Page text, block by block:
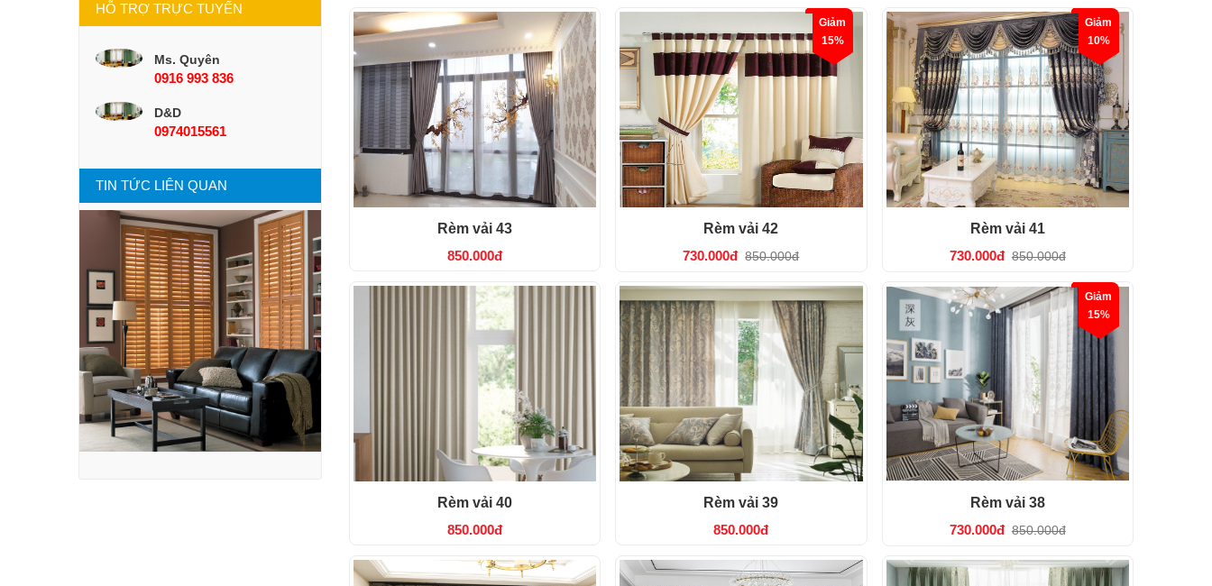
HỖ TRỢ TRỰC TUYẾN
Ms. Quyên
0916 993 836
D&D
0974015561
TIN TỨC LIÊN QUAN
Rèm vải 43
850.000đ
Giảm
15%
Rèm vải 42
730.000đ 850.000đ
Giảm
10%
Rèm vải 41
730.000đ 850.000đ
Rèm vải 40
850.000đ
Rèm vải 39
850.000đ
Giảm
15%
Rèm vải 38
730.000đ 850.000đ